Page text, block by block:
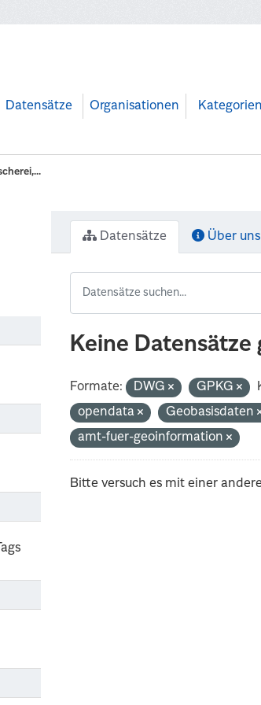
Datensätze Organisationen Kategorien
Datensätze Über uns
Keine Datensätze
Formate: DWG GPKG
opendata
Geobasisdaten
amt-fuer-geoinformation
Bitte versuch es mit einer